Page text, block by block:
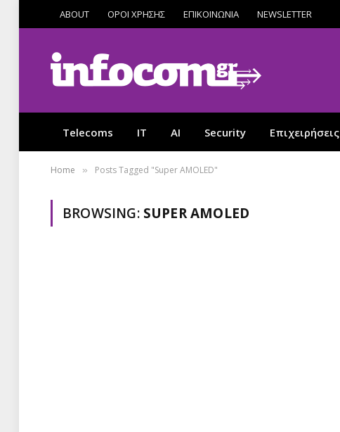
ABOUT ΟΡΟΙ ΧΡΗΣΗΣ ΕΠΙΚΟΙΝΩΝΙΑ NEWSLETTER
Telecoms IT AI Security Επιχειρήσεις
Home » Posts Tagged "Super AMOLED"
BROWSING: SUPER AMOLED